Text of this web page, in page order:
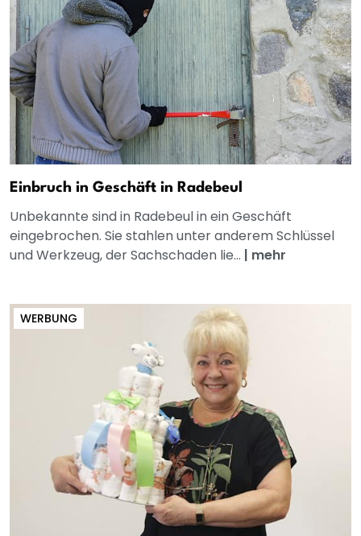
Einbruch in Geschäft in Radebeul
Unbekannte sind in Radebeul in ein Geschäft
eingebrochen. Sie stahlen unter anderem Schlüssel
und Werkzeug, der Sachschaden lie... | mehr
WERBUNG